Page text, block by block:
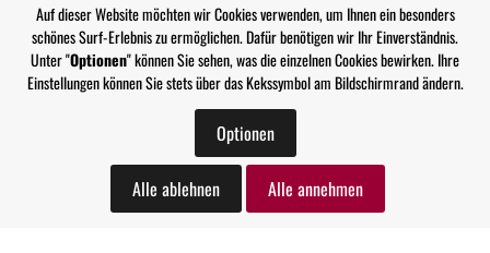
Auf dieser Website möchten wir Cookies verwenden, um Ihnen ein besonders
schönes Surf-Erlebnis zu ermöglichen. Dafür benötigen wir Ihr Einverständnis.
Unter "Optionen" können Sie sehen, was die einzelnen Cookies bewirken. Ihre
Einstellungen können Sie stets über das Kekssymbol am Bildschirmrand ändern.
Optionen
Alle ablehnen Alle annehmen